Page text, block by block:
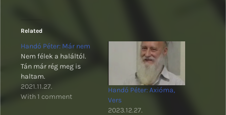
Related
Handó Péter: Már nem
Nem félek a haláltól.
Tán már rég meg is
haltam.
2021.11.27.
With 1 comment
Handó Péter: Axióma,
Vers
2023.12.27.